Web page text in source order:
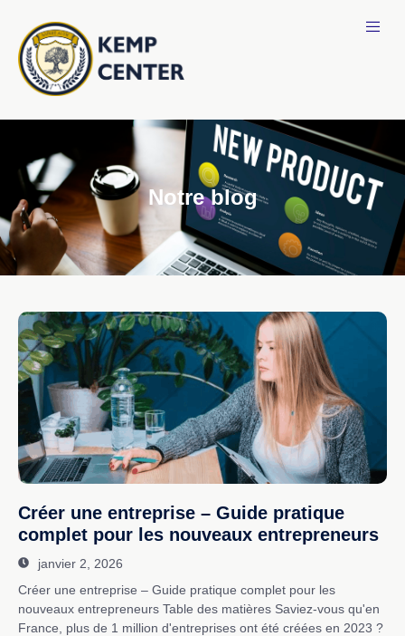
Notre blog
Créer une entreprise – Guide pratique
complet pour les nouveaux entrepreneurs
janvier 2, 2026
Créer une entreprise – Guide pratique complet pour les
nouveaux entrepreneurs Table des matières Saviez-vous qu'en
France, plus de 1 million d'entreprises ont été créées en 2023 ?